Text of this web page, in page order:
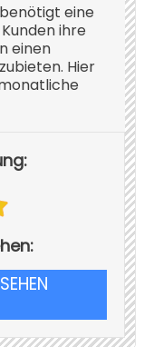
eine
ihre
einen
Hier